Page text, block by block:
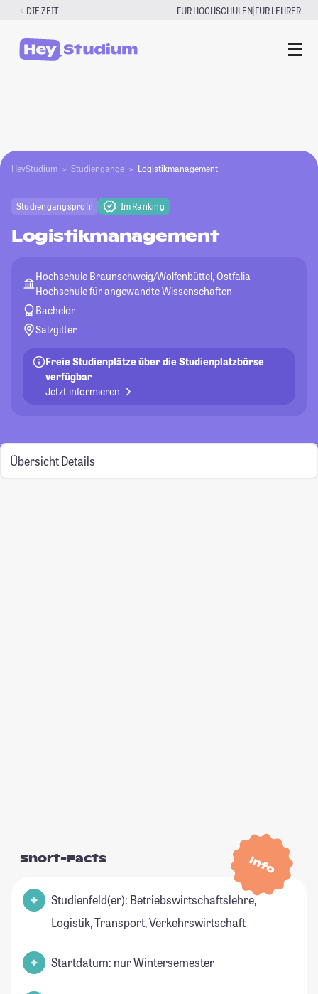
Zum
springen
DIE ZEIT FÜR HOCHSCHULEN|FÜR LEHRER
HeyStudium Studiengänge Logistikmanagement
Studiengangsprofil Im Ranking
Logistikmanagement
Hochschule Braunschweig/Wolfenbüttel, Ostfalia
Hochschule für angewandte Wissenschaften
Bachelor
Salzgitter
Freie Studienplätze über die Studienplatzbörse
verfügbar
Jetzt informieren
Übersicht Details
Info
Short-Facts
Studienfeld(er): Betriebswirtschaftslehre,
Logistik, Transport, Verkehrswirtschaft
Startdatum: nur Wintersemester